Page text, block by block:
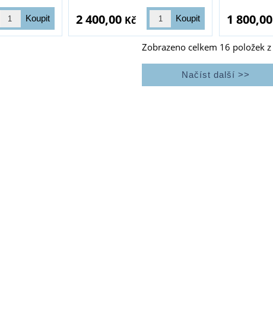
2 400,00 Kč 1 800,00
Zobrazeno celkem 16 položek z